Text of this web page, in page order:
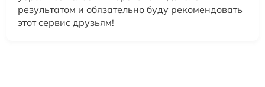
результатом и обязательно буду рекомендовать
этот сервис друзьям!